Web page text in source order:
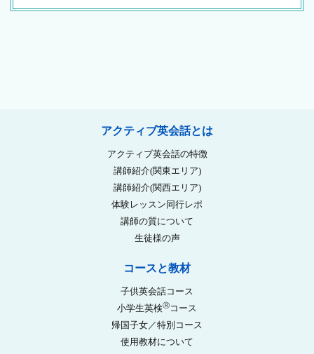
アクティブ英会話とは
アクティブ英会話の特徴
講師紹介(関東エリア)
講師紹介(関西エリア)
体験レッスン同行レポ
講師の質について
生徒様の声
コースと教材
子供英会話コース
小学生英検Ⓡコース
帰国子女／特別コース
使用教材について